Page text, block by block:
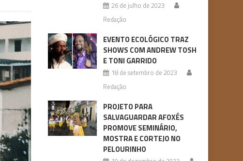
26 de julho de 2023
Redação
EVENTO ECOLÓGICO TRAZ
SHOWS COM ANDREW TOSH
E TONI GARRIDO
18 de setembro de 2023
Redação
PROJETO PARA
SALVAGUARDAR AFOXÉS
PROMOVE SEMINÁRIO,
MOSTRA E CORTEJO NO
PELOURINHO